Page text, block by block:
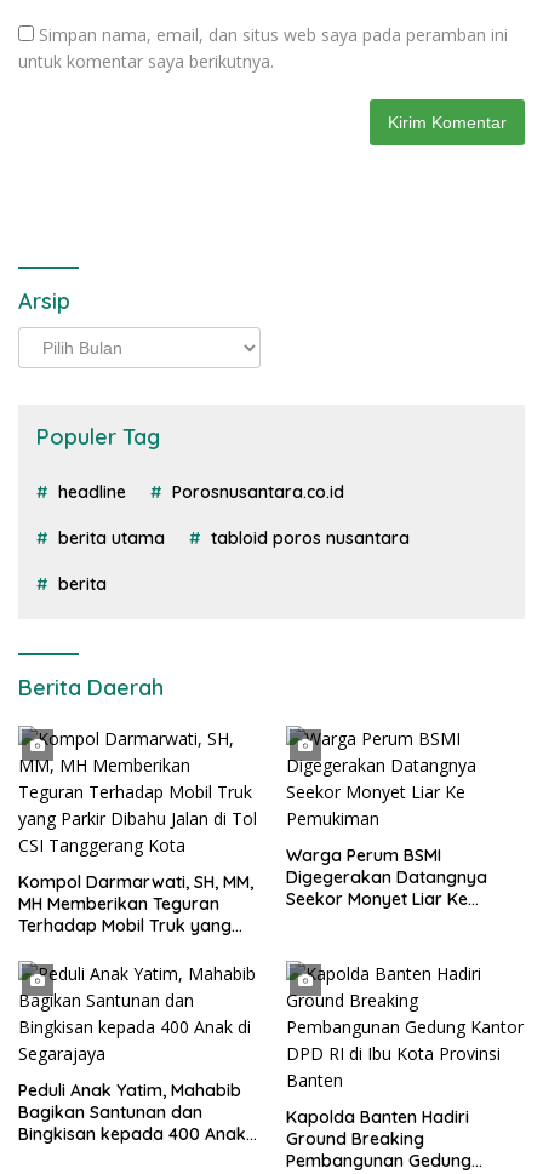
Simpan nama, email, dan situs web saya pada peramban ini
untuk komentar saya berikutnya.
Arsip
Arsip
Populer Tag
headline Porosnusantara.co.id
berita utama tabloid poros nusantara
berita
Berita Daerah
Kompol Darmarwati, SH, MM,
MH Memberikan Teguran
Terhadap Mobil Truk yang
Tanggerang Kota
Warga Perum BSMI
Digegerakan Datangnya
Seekor Monyet Liar Ke
Peduli Anak Yatim, Mahabib
Bagikan Santunan dan
Bingkisan kepada 400 Anak
Kapolda Banten Hadiri
Ground Breaking
Pembangunan Gedung